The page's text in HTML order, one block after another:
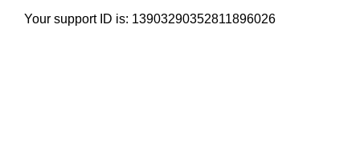
Your support ID is: 13903290352811896026